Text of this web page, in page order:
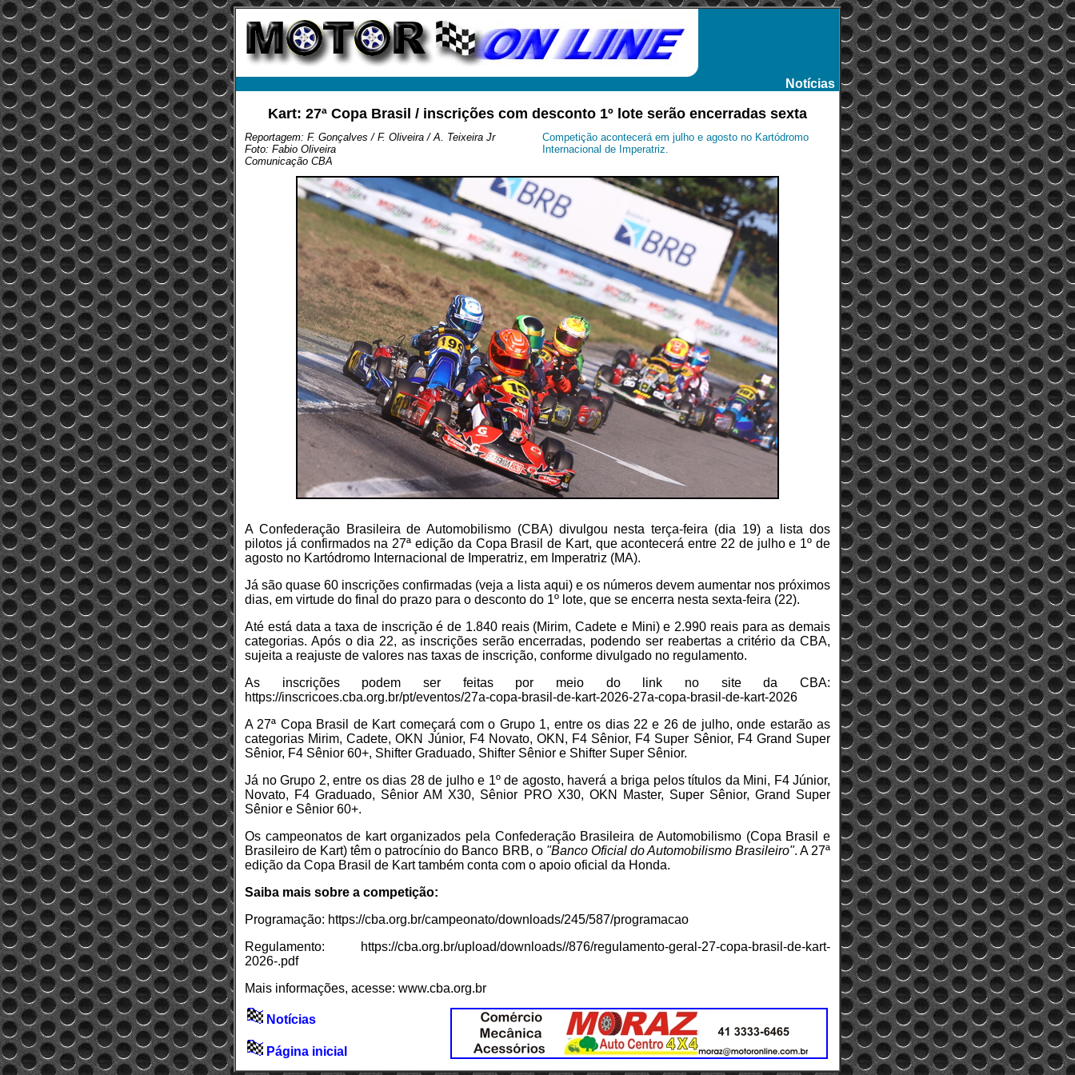
Notícias
Kart: 27ª Copa Brasil / inscrições com desconto 1º lote serão encerradas sexta
Reportagem: F. Gonçalves / F. Oliveira / A. Teixeira Jr
Foto: Fabio Oliveira
Comunicação CBA
Competição acontecerá em julho e agosto no Kartódromo
Internacional de Imperatriz.
A Confederação Brasileira de Automobilismo (CBA) divulgou nesta terça-feira (dia 19) a lista dos
pilotos já confirmados na 27ª edição da Copa Brasil de Kart, que acontecerá entre 22 de julho e 1º de
agosto no Kartódromo Internacional de Imperatriz, em Imperatriz (MA).
Já são quase 60 inscrições confirmadas (veja a lista aqui) e os números devem aumentar nos próximos
dias, em virtude do final do prazo para o desconto do 1º lote, que se encerra nesta sexta-feira (22).
Até está data a taxa de inscrição é de 1.840 reais (Mirim, Cadete e Mini) e 2.990 reais para as demais
categorias. Após o dia 22, as inscrições serão encerradas, podendo ser reabertas a critério da CBA,
sujeita a reajuste de valores nas taxas de inscrição, conforme divulgado no regulamento.
As inscrições podem ser feitas por meio do link no site da CBA:
https://inscricoes.cba.org.br/pt/eventos/27a-copa-brasil-de-kart-2026-27a-copa-brasil-de-kart-2026
A 27ª Copa Brasil de Kart começará com o Grupo 1, entre os dias 22 e 26 de julho, onde estarão as
categorias Mirim, Cadete, OKN Júnior, F4 Novato, OKN, F4 Sênior, F4 Super Sênior, F4 Grand Super
Sênior, F4 Sênior 60+, Shifter Graduado, Shifter Sênior e Shifter Super Sênior.
Já no Grupo 2, entre os dias 28 de julho e 1º de agosto, haverá a briga pelos títulos da Mini, F4 Júnior,
Novato, F4 Graduado, Sênior AM X30, Sênior PRO X30, OKN Master, Super Sênior, Grand Super
Sênior e Sênior 60+.
Os campeonatos de kart organizados pela Confederação Brasileira de Automobilismo (Copa Brasil e
Brasileiro de Kart) têm o patrocínio do Banco BRB, o "Banco Oficial do Automobilismo Brasileiro". A 27ª
edição da Copa Brasil de Kart também conta com o apoio oficial da Honda.
Saiba mais sobre a competição:
Programação: https://cba.org.br/campeonato/downloads/245/587/programacao
Regulamento: https://cba.org.br/upload/downloads//876/regulamento-geral-27-copa-brasil-de-kart-
2026-.pdf
Mais informações, acesse: www.cba.org.br
Notícias
Página inicial